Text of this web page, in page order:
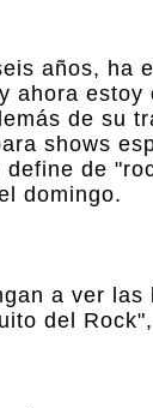
años, ha
ahora estoy
de su
shows
de
domingo.
a ver las
del